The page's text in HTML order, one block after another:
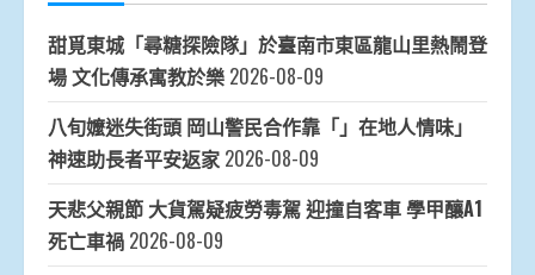
甜覓東城「尋糖探險隊」於臺南市東區龍山里熱鬧登
場 文化傳承寓教於樂 2026-08-09
八旬嬤迷失街頭 岡山警民合作靠「」在地人情味」
神速助長者平安返家 2026-08-09
天悲父親節 大貨駕疑疲勞毒駕 迎撞自客車 學甲釀A1
死亡車禍 2026-08-09